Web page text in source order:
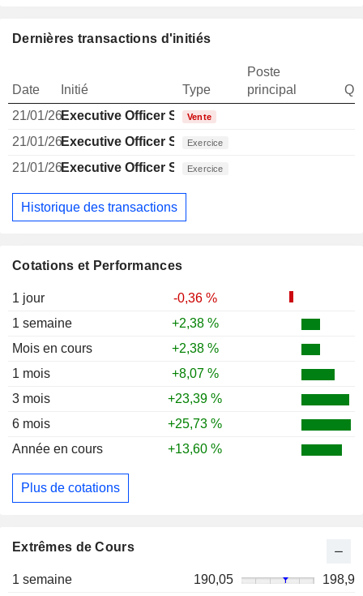
Cotations et Performances
1 jour
-0,36 %
1 semaine
+2,38 %
Mois en cours
+2,38 %
1 mois
+8,07 %
3 mois
+23,39 %
6 mois
+25,73 %
Année en cours
+13,60 %
Plus de cotations
Extrêmes de Cours
1 semaine 190,05
198,9
Dernières transactions d'initiés
Date Initié Type
Poste
principal
21/01/26Executive Officer Swiss
Vente
21/01/26Executive Officer SwissExercice
21/01/26Executive Officer SwissExercice
Historique des transactions